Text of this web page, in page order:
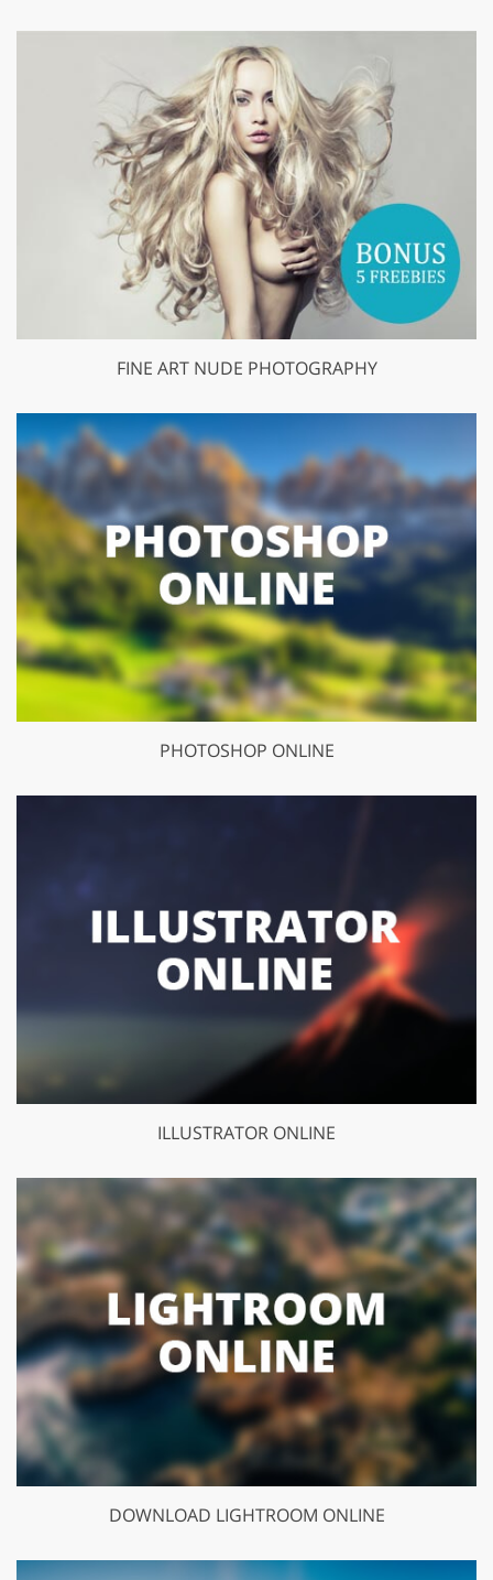
FINE ART NUDE PHOTOGRAPHY
PHOTOSHOP ONLINE
ILLUSTRATOR ONLINE
DOWNLOAD LIGHTROOM ONLINE